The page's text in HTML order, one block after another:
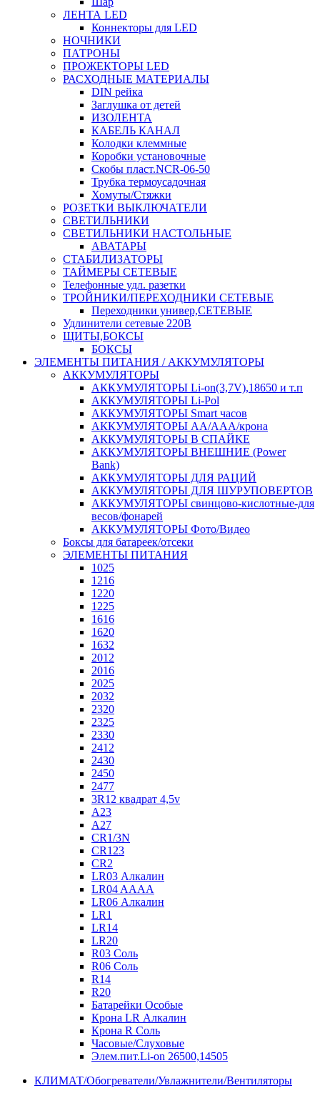
ЛЕНТА LED
Коннекторы для LED
НОЧНИКИ
ПАТРОНЫ
ПРОЖЕКТОРЫ LED
РАСХОДНЫЕ МАТЕРИАЛЫ
DIN рейка
Заглушка от детей
ИЗОЛЕНТА
КАБЕЛЬ КАНАЛ
Колодки клеммные
Коробки установочные
Скобы пласт.NCR-06-50
Трубка термоусадочная
Хомуты/Стяжки
РОЗЕТКИ ВЫКЛЮЧАТЕЛИ
СВЕТИЛЬНИКИ
СВЕТИЛЬНИКИ НАСТОЛЬНЫЕ
АВАТАРЫ
СТАБИЛИЗАТОРЫ
ТАЙМЕРЫ СЕТЕВЫЕ
Телефонные удл. разетки
ТРОЙНИКИ/ПЕРЕХОДНИКИ СЕТЕВЫЕ
Переходники универ,СЕТЕВЫЕ
Удлинители сетевые 220В
ЩИТЫ,БОКСЫ
БОКСЫ
ЭЛЕМЕНТЫ ПИТАНИЯ / АККУМУЛЯТОРЫ
АККУМУЛЯТОРЫ
АККУМУЛЯТОРЫ Li-on(3,7V),18650 и т.п
АККУМУЛЯТОРЫ Li-Pol
АККУМУЛЯТОРЫ Smart часов
АККУМУЛЯТОРЫ АА/ААА/крона
АККУМУЛЯТОРЫ В СПАЙКЕ
АККУМУЛЯТОРЫ ВНЕШНИЕ (Power
Bank)
АККУМУЛЯТОРЫ ДЛЯ РАЦИЙ
АККУМУЛЯТОРЫ ДЛЯ ШУРУПОВЕРТОВ
АККУМУЛЯТОРЫ свинцово-кислотные-для
весов/фонарей
АККУМУЛЯТОРЫ Фото/Видео
Боксы для батареек/отсеки
ЭЛЕМЕНТЫ ПИТАНИЯ
1025
1216
1220
1225
1616
1620
1632
2012
2016
2025
2032
2320
2325
2330
2412
2430
2450
2477
3R12 квадрат 4,5v
A23
A27
CR1/3N
CR123
CR2
LR03 Алкалин
LR04 AAAA
LR06 Алкалин
LR1
LR14
LR20
R03 Соль
R06 Соль
R14
R20
Батарейки Особые
Крона LR Алкалин
Крона R Соль
Часовые/Слуховые
Элем.пит.Li-on 26500,14505
КЛИМАТ/Обогреватели/Увлажнители/Вентиляторы